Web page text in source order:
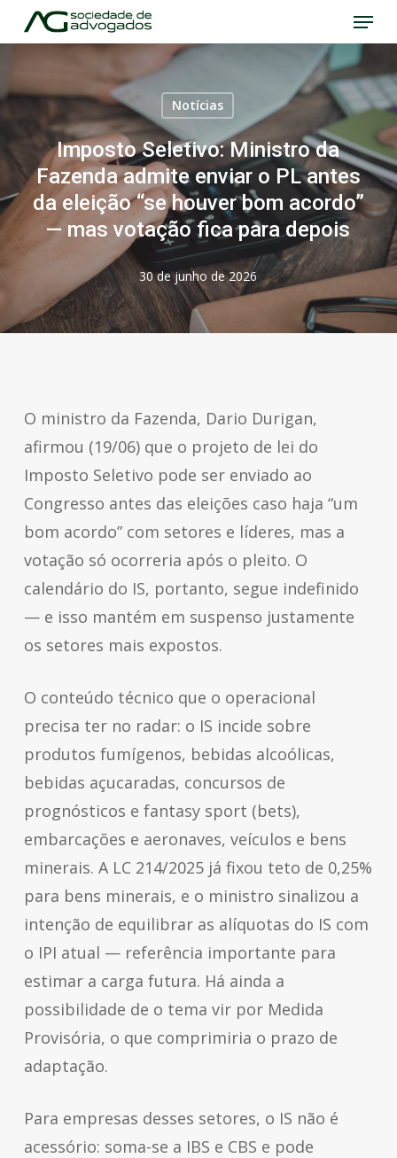
Skip
to
content
Menu
Notícias
Imposto Seletivo: Ministro da
Fazenda admite enviar o PL antes
da eleição “se houver bom acordo”
— mas votação fica para depois
30 de junho de 2026
O ministro da Fazenda, Dario Durigan,
afirmou (19/06) que o projeto de lei do
Imposto Seletivo pode ser enviado ao
Congresso antes das eleições caso haja “um
bom acordo” com setores e líderes, mas a
votação só ocorreria após o pleito. O
calendário do IS, portanto, segue indefinido
— e isso mantém em suspenso justamente
os setores mais expostos.
O conteúdo técnico que o operacional
precisa ter no radar: o IS incide sobre
produtos fumígenos, bebidas alcoólicas,
bebidas açucaradas, concursos de
prognósticos e fantasy sport (bets),
embarcações e aeronaves, veículos e bens
minerais. A LC 214/2025 já fixou teto de 0,25%
para bens minerais, e o ministro sinalizou a
intenção de equilibrar as alíquotas do IS com
o IPI atual — referência importante para
estimar a carga futura. Há ainda a
possibilidade de o tema vir por Medida
Provisória, o que comprimiria o prazo de
adaptação.
Para empresas desses setores, o IS não é
acessório: soma-se a IBS e CBS e pode
Close
Menu